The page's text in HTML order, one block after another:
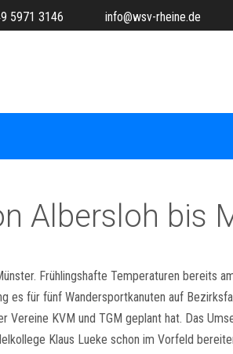
5971 3146 info@wsv-rheine.de
Albersloh bis
Frühlingshafte Temperaturen bereits
es für fünf Wandersportkanuten auf
Vereine KVM und TGM geplant hat. Das
Klaus Lueke schon im Vorfeld